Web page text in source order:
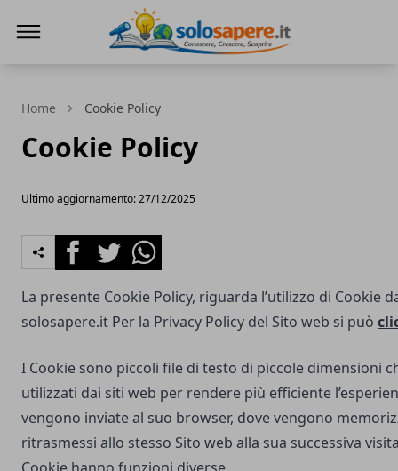
Home Cookie Policy
Cookie Policy
Ultimo aggiornamento: 27/12/2025
FacebookTwitterWhatsapp
La presente Cookie Policy, riguarda l’utilizzo di Cookie
solosapere.it Per la Privacy Policy del Sito web si può
I Cookie sono piccoli file di testo di piccole dimensioni
utilizzati dai siti web per rendere più efficiente
vengono inviate al suo browser, dove vengono
ritrasmessi allo stesso Sito web alla sua successiva